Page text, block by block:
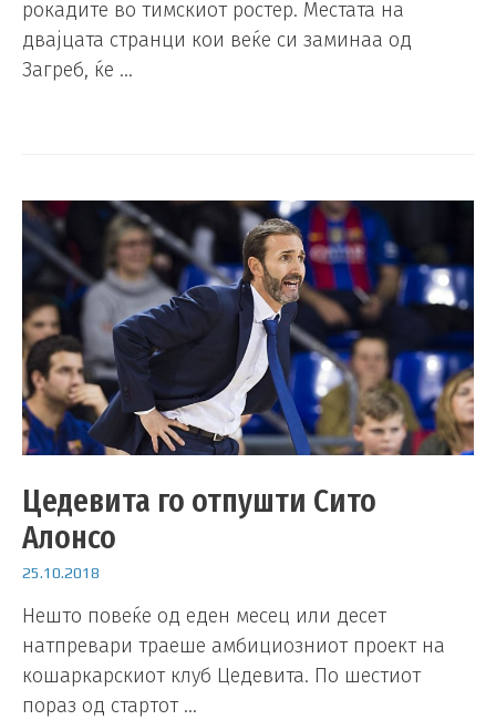
рокадите во тимскиот ростер. Местата на
двајцата странци кои веќе си заминаа од
Загреб, ќе …
Цедевита го отпушти Сито
Алонсо
25.10.2018
Нешто повеќе од еден месец или десет
натпревари траеше амбициозниот проект на
кошаркарскиот клуб Цедевита. По шестиот
пораз од стартот …